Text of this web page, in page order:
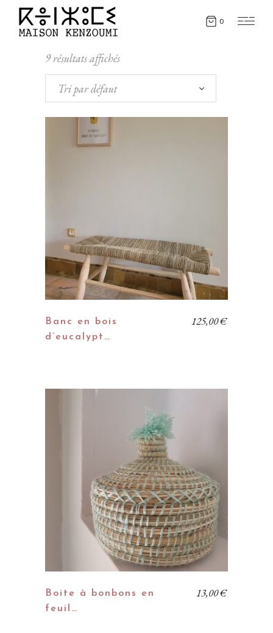
0
9 résultats affichés
Tri par défaut
Banc en bois
d’eucalypt…
125,00€
Boite à bonbons en
feuil…
13,00€